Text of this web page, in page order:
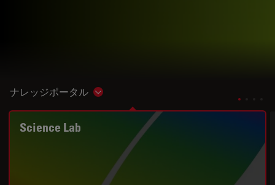
ナレッジポータル Show subnavigation
Science Lab